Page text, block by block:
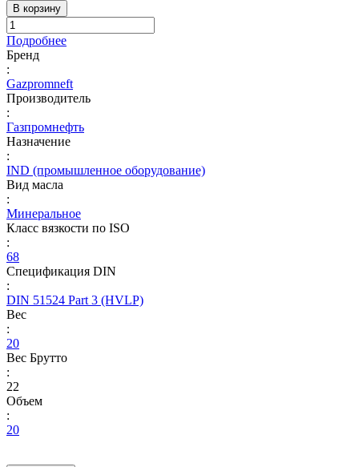
В корзину
Подробнее
Бренд
:
Gazpromneft
Производитель
:
Газпромнефть
Назначение
:
IND (промышленное оборудование)
Вид масла
:
Минеральное
Класс вязкости по ISO
:
68
Спецификация DIN
:
DIN 51524 Part 3 (HVLP)
Вес
:
20
Вес Брутто
:
22
Объем
:
20